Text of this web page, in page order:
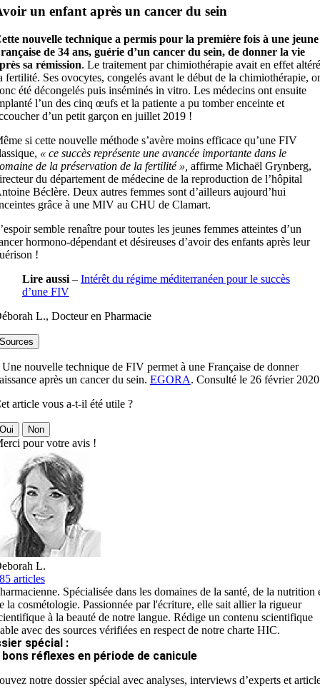
un enfant après un cancer du sein
nouvelle technique a permis pour la première fois à une jeune
de 34 ans, guérie d’un cancer du sein, de donner la vie
sa rémission. Le traitement par chimiothérapie avait en effet altéré
fertilité. Ses ovocytes, congelés avant le début de la chimiothérapie,
été décongelés puis inséminés in vitro. Les médecins ont ensuite
l’un des cinq œufs et la patiente a pu tomber enceinte et
d’un petit garçon en juillet 2019 !
si cette nouvelle méthode s’avère moins efficace qu’une FIV
« ce succès représente une avancée importante dans le
de la préservation de la fertilité », affirme Michaël Grynberg,
du département de médecine de la reproduction de l’hôpital
Béclère. Deux autres femmes sont d’ailleurs aujourd’hui
grâce à une MIV au CHU de Clamart.
semble renaître pour toutes les jeunes femmes atteintes d’un
hormono-dépendant et désireuses d’avoir des enfants après leur
!
Lire aussi– Intérêt du régime méditerranéen pour le succès
d’une FIV
L., Docteur en Pharmacie
nouvelle technique de FIV permet à une Française de donner
après un cancer du sein. EGORA. Consulté le 26 février
article vous a-t-il été utile ?
Non
pour votre avis !
L.
articles
Spécialisée dans les domaines de la santé, de la nutrition
la cosmétologie. Passionnée par l'écriture, elle sait allier la rigueur
à la beauté de notre langue. Rédige un contenu scientifique
avec des sources vérifiées en respect de notre charte HIC.
spécial :
bons réflexes en période de canicule
notre dossier spécial avec analyses, interviews d’experts et